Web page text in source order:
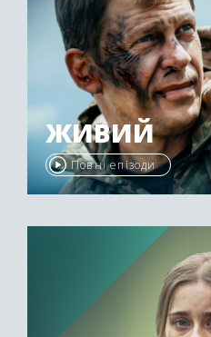
ЖИВИЙ
Повні епізоди